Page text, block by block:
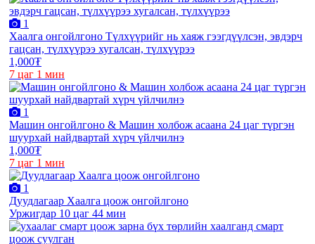
1
Хаалга онгойлгоно Түлхүүрийг нь хаяж гээгдүүлсэн, эвдэрч
гацсан, түлхүүрээ хугалсан, түлхүүрээ
1,000₮
7 цаг 1 мин
1
Машин онгойлгоно & Машин холбож асаана 24 цаг түргэн
шуурхай найдвартай хүрч үйлчилнэ
1,000₮
7 цаг 1 мин
1
Дуудлагаар Хаалга цоож онгойлгоно
Уржигдар 10 цаг 44 мин